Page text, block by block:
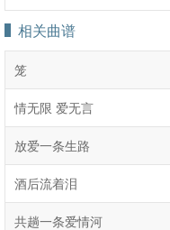
相关曲谱
笼
情无限 爱无言
放爱一条生路
酒后流着泪
共趟一条爱情河